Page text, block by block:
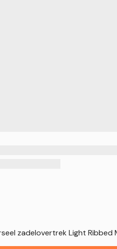
zadelovertrek Light Ribbed